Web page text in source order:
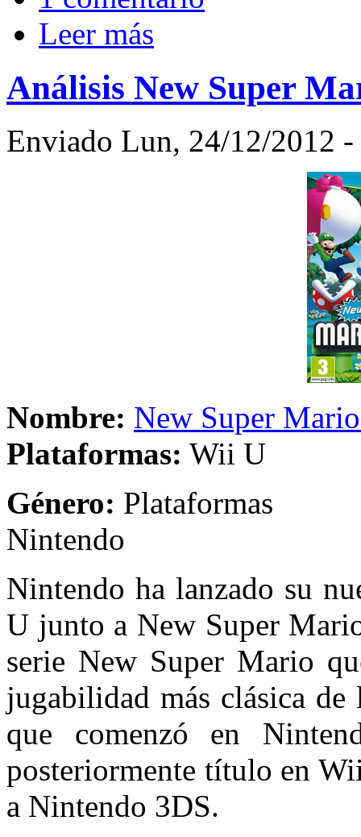
Leer más
Análisis New Super
Enviado Lun, 24/12/2012
Nombre: New Super
Plataformas: Wii U
Género:
Nintendo
Nintendo ha lanzado su
U junto a New Super
serie New Super Mario
jugabilidad más clásica
que comenzó en
posteriormente título en
a Nintendo 3DS.